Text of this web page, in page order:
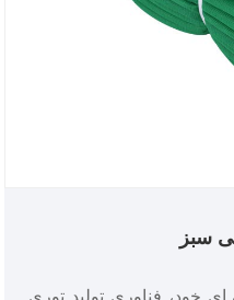
سبز